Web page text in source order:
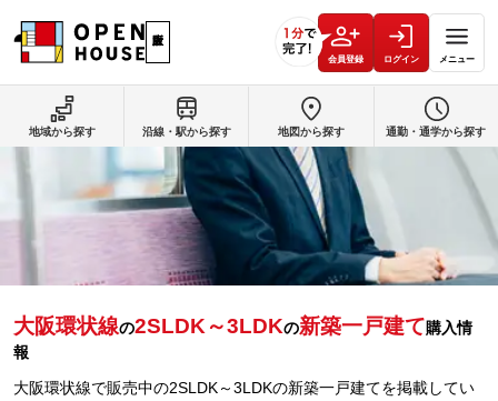
会員登録 ログイン メニュー
大阪環状線の2SLDK～3LDKの新築一戸建て購入情
報
大阪環状線で販売中の2SLDK～3LDKの新築一戸建てを掲載してい
地域から探す 沿線・駅から探す 地図から探す 通勤・通学から探す